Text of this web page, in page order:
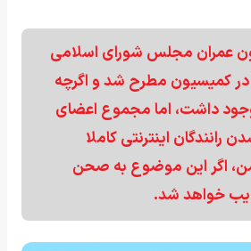
عمران مجلس شورای اسلامی
کمیسیون مطرح شد و اگرچه
داشت، اما مجموع اعضای
رانندگان اینترنتی کاملا
اگر این موضوع به صحن
خواهد شد.